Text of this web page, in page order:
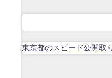
東京都のスピード公開取